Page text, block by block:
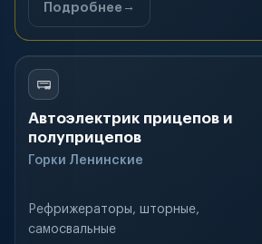
Подробнее
Автоэлектрик прицепов и
полуприцепов
Горки Ленинские
Рефрижераторы, шторные,
самосвальные